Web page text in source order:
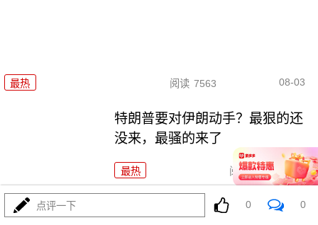
最热 阅读 7563 08-03
特朗普要对伊朗动手？最狠的还
没来，最骚的来了
最热 阅读 6132
特朗普这狼来了连演十遍，伊朗：你猜我信不信？
点评一下 0 0